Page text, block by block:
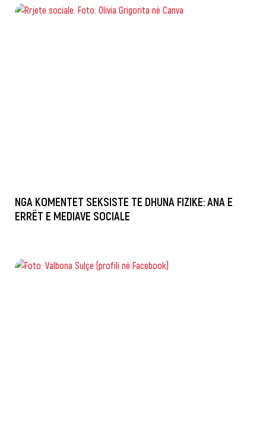
NGA KOMENTET SEKSISTE TE DHUNA FIZIKE: ANA E
ERRËT E MEDIAVE SOCIALE